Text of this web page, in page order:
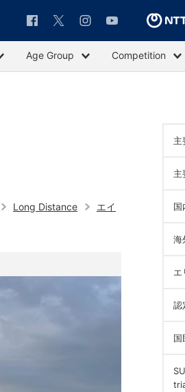
Age Group Competition
Long Distance
エイ
主
主
国
海
エ
認
国